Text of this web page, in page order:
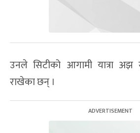
उनले सिटीको आगामी यात्रा अझ
राखेका छन् ।